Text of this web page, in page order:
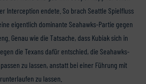
Interception endete. So brach Seattle Spielfluss
eigentlich dominante Seahawks-Partie gegen
Genau wie die Tatsache, dass Kubiak sich in
die Texans dafür entschied, die Seahawks-
zu lassen, anstatt bei einer Führung mit
zu lassen.